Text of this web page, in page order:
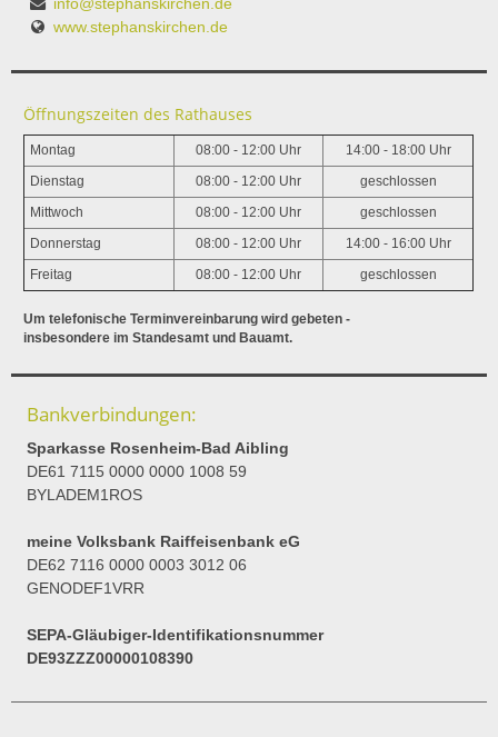
www.stephanskirchen.de
Öffnungszeiten des Rathauses
Montag 08:00 - 12:00 Uhr 14:00 - 18:00 Uhr
Dienstag 08:00 - 12:00 Uhr geschlossen
Mittwoch 08:00 - 12:00 Uhr geschlossen
Donnerstag 08:00 - 12:00 Uhr 14:00 - 16:00 Uhr
Freitag 08:00 - 12:00 Uhr geschlossen
Um telefonische Terminvereinbarung wird gebeten -
insbesondere im Standesamt und Bauamt.
Bankverbindungen:
Sparkasse Rosenheim-Bad Aibling
DE61 7115 0000 0000 1008 59
BYLADEM1ROS
meine Volksbank Raiffeisenbank eG
DE62 7116 0000 0003 3012 06
GENODEF1VRR
SEPA-Gläubiger-Identifikationsnummer
DE93ZZZ00000108390